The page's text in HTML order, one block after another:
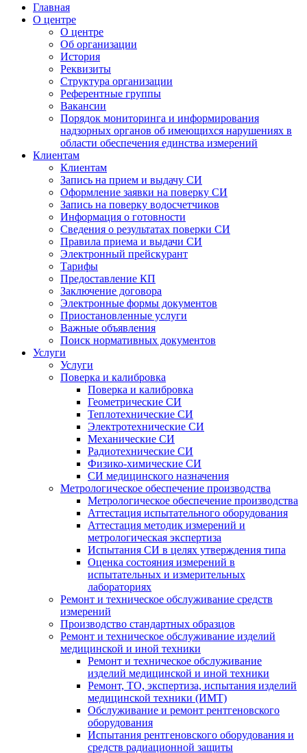
Главная
О центре
О центре
Об организации
История
Реквизиты
Структура организации
Референтные группы
Вакансии
Порядок мониторинга и информирования
надзорных органов об имеющихся нарушениях в
области обеспечения единства измерений
Клиентам
Клиентам
Запись на прием и выдачу СИ
Оформление заявки на поверку СИ
Запись на поверку водосчетчиков
Информация о готовности
Сведения о результатах поверки СИ
Правила приема и выдачи СИ
Электронный прейскурант
Тарифы
Предоставление КП
Заключение договора
Электронные формы документов
Приостановленные услуги
Важные объявления
Поиск нормативных документов
Услуги
Услуги
Поверка и калибровка
Поверка и калибровка
Геометрические СИ
Теплотехнические СИ
Электротехнические СИ
Механические СИ
Радиотехнические СИ
Физико-химические СИ
СИ медицинского назначения
Метрологическое обеспечение производства
Метрологическое обеспечение производства
Аттестация испытательного оборудования
Аттестация методик измерений и
метрологическая экспертиза
Испытания СИ в целях утверждения типа
Оценка состояния измерений в
испытательных и измерительных
лабораториях
Ремонт и техническое обслуживание средств
измерений
Производство стандартных образцов
Ремонт и техническое обслуживание изделий
медицинской и иной техники
Ремонт и техническое обслуживание
изделий медицинской и иной техники
Ремонт, ТО, экспертиза, испытания изделий
медицинской техники (ИМТ)
Обслуживание и ремонт рентгеновского
оборудования
Испытания рентгеновского оборудования и
средств радиационной защиты